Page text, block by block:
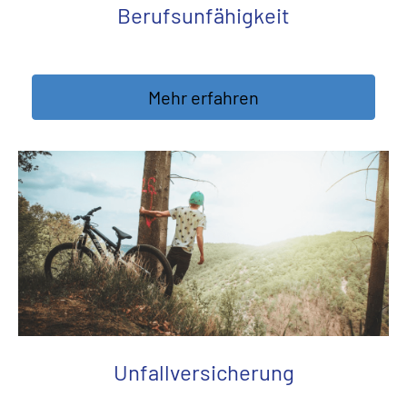
Berufs­unfähig­keit
Mehr erfahren
Unfall­ver­si­che­rung